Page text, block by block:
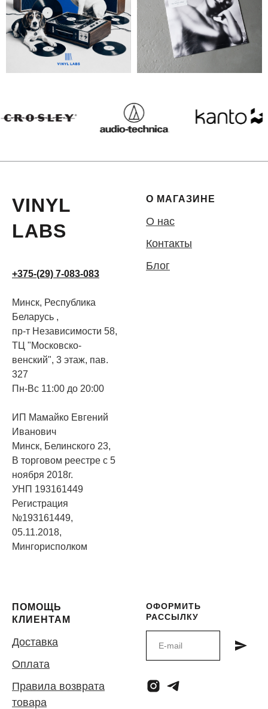
VINYL
LABS
+375-(29) 7-083-083
Минск, Республика
Беларусь ,
пр-т Независимости 58,
ТЦ "Московско-
венский", 3 этаж, пав.
327
Пн-Вс 11:00 до 20:00
ИП Мамайко Евгений
Иванович
Минск, Белинского 23,
В торговом реестре с 5
ноября 2018г.
УНП 193161449
Регистрация
№193161449,
05.11.2018,
Мингорисполком
О МАГАЗИНЕ
О нас
Контакты
Блог
ПОМОЩЬ
КЛИЕНТАМ
Доставка
Оплата
Правила возврата
товара
ОФОРМИТЬ
РАССЫЛКУ